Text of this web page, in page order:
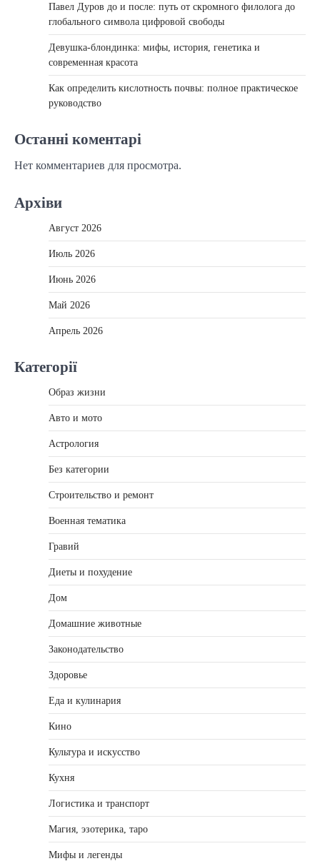
Павел Дуров до и после: путь от скромного филолога до
глобального символа цифровой свободы
Девушка-блондинка: мифы, история, генетика и
современная красота
Как определить кислотность почвы: полное практическое
руководство
Останні коментарі
Нет комментариев для просмотра.
Архіви
Август 2026
Июль 2026
Июнь 2026
Май 2026
Апрель 2026
Категорії
Образ жизни
Авто и мото
Астрология
Без категории
Строительство и ремонт
Военная тематика
Гравий
Диеты и похудение
Дом
Домашние животные
Законодательство
Здоровье
Еда и кулинария
Кино
Культура и искусство
Кухня
Логистика и транспорт
Магия, эзотерика, таро
Мифы и легенды